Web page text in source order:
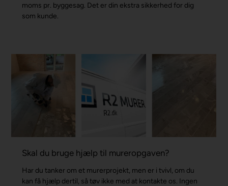
moms pr. byggesag. Det er din ekstra sikkerhed for dig
som kunde.
Skal du bruge hjælp til mureropgaven?
Har du tanker om et murerprojekt, men er i tvivl, om du
kan få hjælp dertil, så tøv ikke med at kontakte os. Ingen